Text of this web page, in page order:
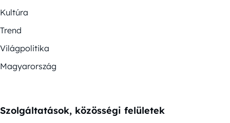
Kultúra
Trend
Világpolitika
Magyarország
Szolgáltatások, közösségi felületek